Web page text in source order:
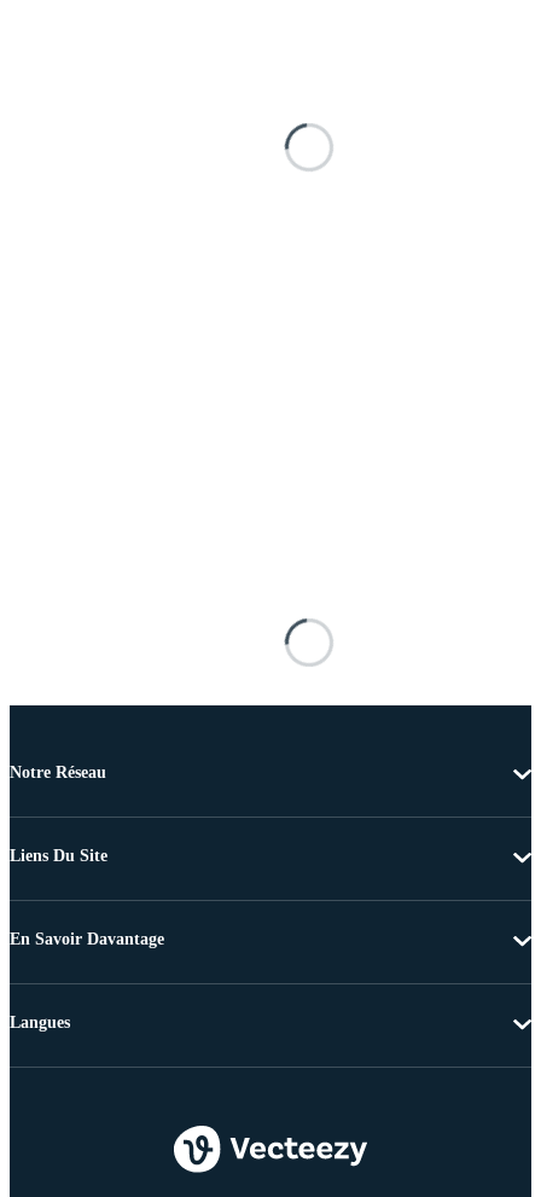
Notre Réseau
Liens Du Site
En Savoir Davantage
Langues